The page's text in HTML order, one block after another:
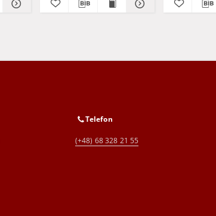
Telefon
(+48) 68 328 21 55